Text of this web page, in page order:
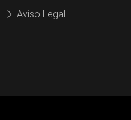
Aviso Legal